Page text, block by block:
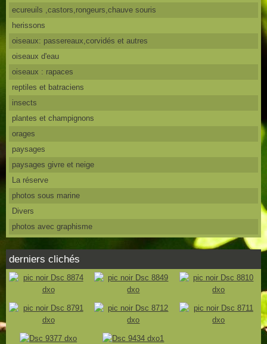
ecureuils ,castors,rongeurs,chauve souris
herissons
oiseaux: passereaux,corvidés et autres
oiseaux d'eau
oiseaux : rapaces
reptiles et batraciens
insects
plantes et champignons
orages
paysages
paysages givre et neige
La réserve
photos sous marine
Divers
photos avec graphisme
derniers clichés